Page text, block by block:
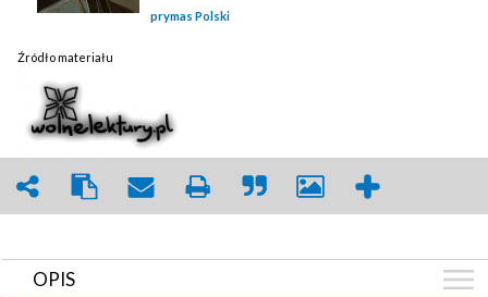
prymas Polski
Źródło materiału
OPIS